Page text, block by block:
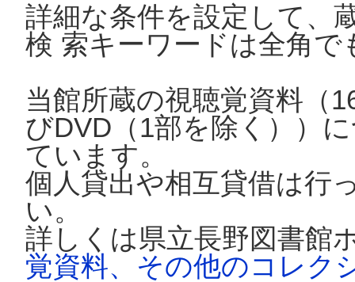
詳細な条件を設定して、
検 索キーワードは全角
当館所蔵の視聴覚資料（
びDVD（1部を除く））
ています。
個人貸出や相互貸借は行
い。
詳しくは県立長野図書館
覚資料、その他のコレク